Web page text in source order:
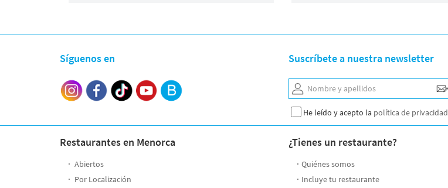
Síguenos en Suscríbete a nuestra newsletter
Nombre y apellidos
He leído y acepto la política de privacidad
Restaurantes en Menorca
Abiertos
Por Localización
¿Tienes un restaurante?
Quiénes somos
Incluye tu restaurante